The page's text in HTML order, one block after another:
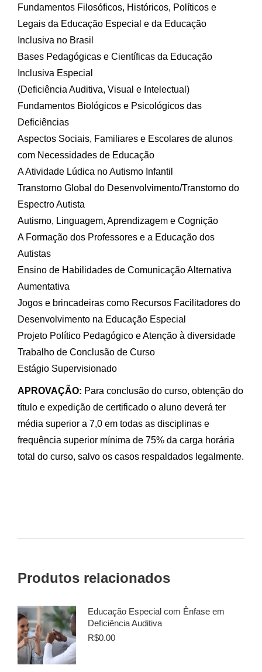
Fundamentos Filosóficos, Históricos, Políticos e
Legais da Educação Especial e da Educação
Inclusiva no Brasil
Bases Pedagógicas e Científicas da Educação
Inclusiva Especial
(Deficiência Auditiva, Visual e Intelectual)
Fundamentos Biológicos e Psicológicos das
Deficiências
Aspectos Sociais, Familiares e Escolares de alunos
com Necessidades de Educação
A Atividade Lúdica no Autismo Infantil
Transtorno Global do Desenvolvimento/Transtorno do
Espectro Autista
Autismo, Linguagem, Aprendizagem e Cognição
A Formação dos Professores e a Educação dos
Autistas
Ensino de Habilidades de Comunicação Alternativa
Aumentativa
Jogos e brincadeiras como Recursos Facilitadores do
Desenvolvimento na Educação Especial
Projeto Político Pedagógico e Atenção à diversidade
Trabalho de Conclusão de Curso
Estágio Supervisionado
APROVAÇÃO: Para conclusão do curso, obtenção do
título e expedição de certificado o aluno deverá ter
média superior a 7,0 em todas as disciplinas e
frequência superior mínima de 75% da carga horária
total do curso, salvo os casos respaldados legalmente.
Produtos relacionados
Educação Especial com Ênfase em
Deficiência Auditiva
R$0.00